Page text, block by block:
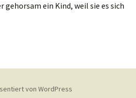
ein Kind, weil sie es sich
von WordPress